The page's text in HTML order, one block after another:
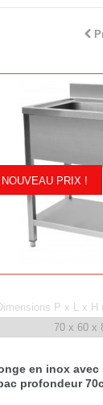
NOUVEAU PRIX !
P x L x H
en inox
profondeur